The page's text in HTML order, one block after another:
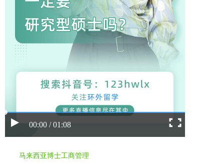
00:00 / 01:08
马来西亚博士工商管理